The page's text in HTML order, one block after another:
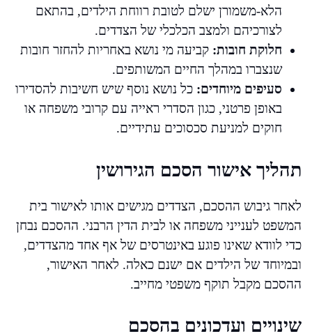
הלא-משמורן ישלם לטובת רווחת הילדים, בהתאם
לצורכיהם ולמצב הכלכלי של הצדדים.
חלוקת חובות: קביעה מי נושא באחריות להחזר חובות
שנצברו במהלך החיים המשותפים.
סעיפים מיוחדים: כל נושא נוסף שיש חשיבות להסדירו
באופן פרטני, כגון הסדרי ראייה עם קרובי משפחה או
חוקים למניעת סכסוכים עתידיים.
תהליך אישור הסכם הגירושין
לאחר גיבוש ההסכם, הצדדים מגישים אותו לאישור בית
המשפט לענייני משפחה או לבית הדין הרבני. ההסכם נבחן
כדי לוודא שאינו פוגע באינטרסים של אף אחד מהצדדים,
ובמיוחד של הילדים אם ישנם כאלה. לאחר האישור,
ההסכם מקבל תוקף משפטי מחייב.
שינויים ועדכונים בהסכם